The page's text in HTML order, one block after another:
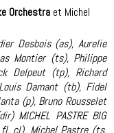
Orchestra et Michel
Desbois (as), Aurelie
Montier (ts), Philippe
Delpeut (tp), Richard
Damant (tb), Fidel
(p), Bruno Rousselet
MICHEL PASTRE BIG
fl, cl), Michel Pastre (ts,